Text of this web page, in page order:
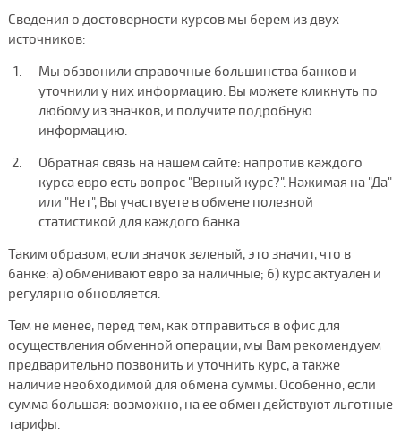
Сведения о достоверности курсов мы берем из двух
источников:
Мы обзвонили справочные большинства банков и
уточнили у них информацию. Вы можете кликнуть по
любому из значков, и получите подробную
информацию.
Обратная связь на нашем сайте: напротив каждого
курса евро есть вопрос "Верный курс?". Нажимая на "Да"
или "Нет", Вы участвуете в обмене полезной
статистикой для каждого банка.
Таким образом, если значок зеленый, это значит, что в
банке: а) обменивают евро за наличные; б) курс актуален и
регулярно обновляется.
Тем не менее, перед тем, как отправиться в офис для
осуществления обменной операции, мы Вам рекомендуем
предварительно позвонить и уточнить курс, а также
наличие необходимой для обмена суммы. Особенно, если
сумма большая: возможно, на ее обмен действуют льготные
тарифы.